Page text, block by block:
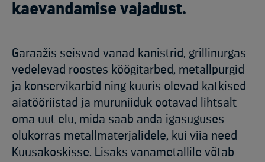
kaevandamise vajadust.
Garaažis seisvad vanad kanistrid, grillinurgas
vedelevad roostes köögitarbed, metallpurgid
ja konservikarbid ning kuuris olevad katkised
aiatööriistad ja muruniiduk ootavad lihtsalt
oma uut elu, mida saab anda igasuguses
olukorras metallmaterjalidele, kui viia need
Kuusakoskisse. Lisaks vanametallile võtab